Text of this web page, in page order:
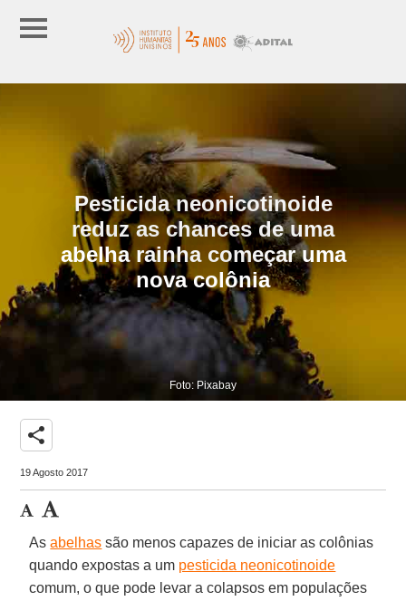
Pesticida neonicotinoide
reduz as chances de uma
abelha rainha começar uma
nova colônia
Foto: Pixabay
share
19 Agosto 2017
Asabelhas são menos capazes de iniciar as colônias
quando expostas a um pesticida neonicotinoide
comum, o que pode levar a colapsos em populações